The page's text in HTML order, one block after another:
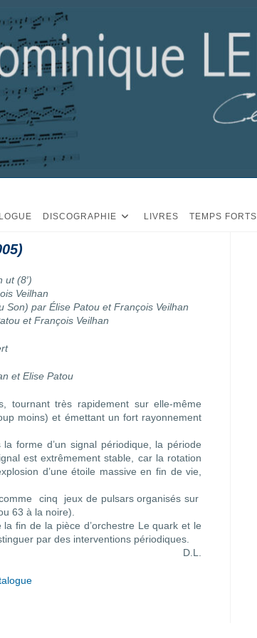
DISCOGRAPHIE LIVRES TEMPS FORTS
ut (8′)
Veilhan
par Élise Patou et François Veilhan
et François Veilhan
et Elise Patou
très rapidement sur elle-même
moins) et émettant un fort rayonnement
forme d’un signal périodique, la période
est extrêmement stable, car la rotation
d’une étoile massive en fin de vie,
cinq jeux de pulsars organisés sur
63 à la noire).
fin de la pièce d’orchestre Le quark et le
par des interventions périodiques.
D.L.